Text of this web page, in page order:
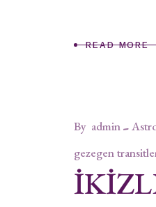
READ MORE
By admin
gezegen